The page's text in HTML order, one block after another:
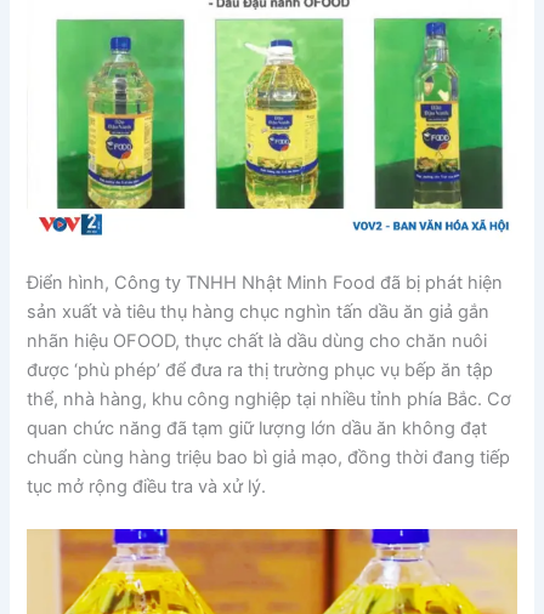
Điển hình, Công ty TNHH Nhật Minh Food đã bị phát hiện
sản xuất và tiêu thụ hàng chục nghìn tấn dầu ăn giả gắn
nhãn hiệu OFOOD, thực chất là dầu dùng cho chăn nuôi
được ‘phù phép’ để đưa ra thị trường phục vụ bếp ăn tập
thể, nhà hàng, khu công nghiệp tại nhiều tỉnh phía Bắc. Cơ
quan chức năng đã tạm giữ lượng lớn dầu ăn không đạt
chuẩn cùng hàng triệu bao bì giả mạo, đồng thời đang tiếp
tục mở rộng điều tra và xử lý.